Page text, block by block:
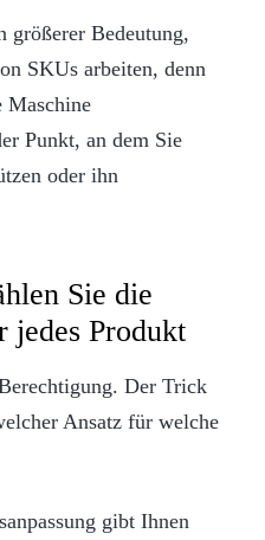
größerer Bedeutung,
SKUs arbeiten, denn
Maschine
Punkt, an dem Sie
oder ihn
Sie die
jedes Produkt
Der Trick
Ansatz für welche
gibt Ihnen